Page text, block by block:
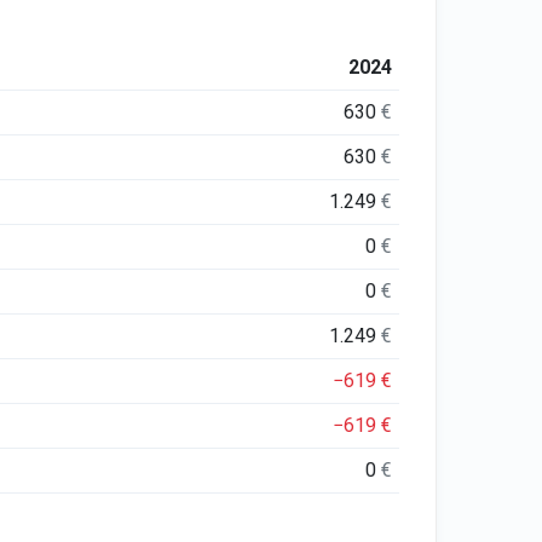
2024
630€
630€
1.249€
0€
0€
1.249€
−619€
−619€
0€